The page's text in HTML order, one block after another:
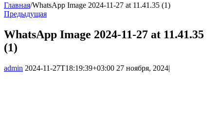
Главная/WhatsApp Image 2024-11-27 at 11.41.35 (1)
Предыдущая
WhatsApp Image 2024-11-27 at 11.41.35
(1)
admin 2024-11-27T18:19:39+03:00 27 ноября, 2024|